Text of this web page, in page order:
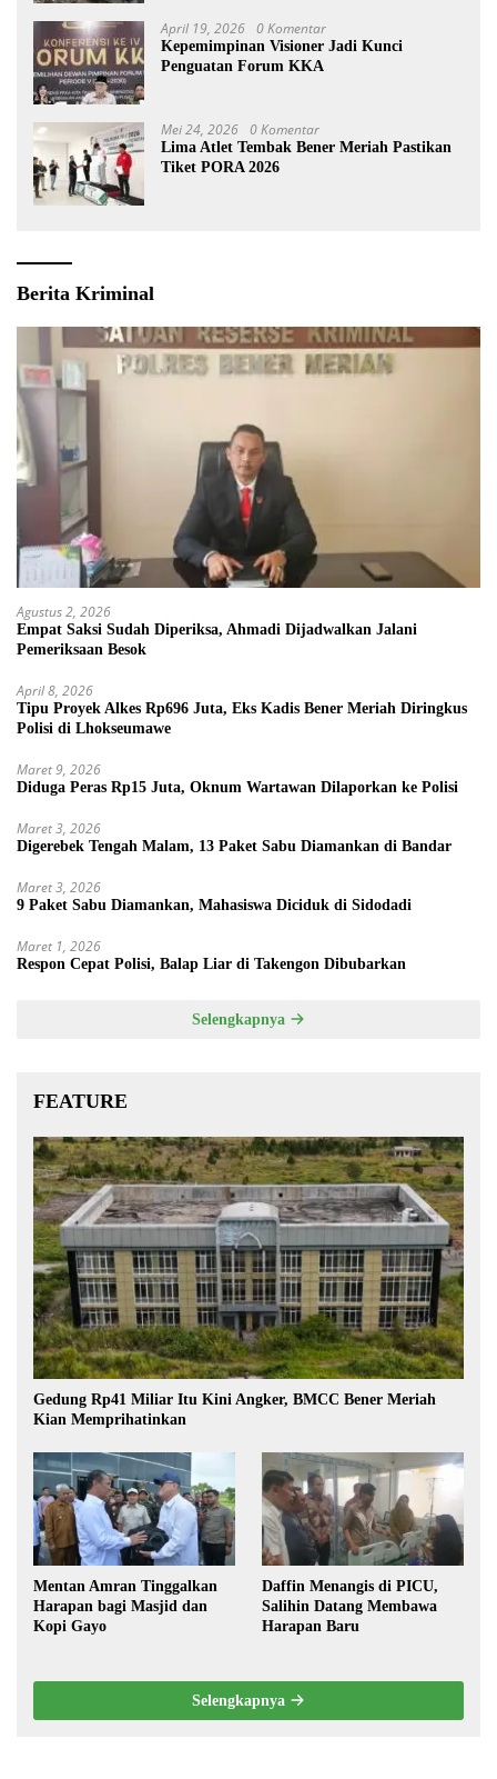
April 19, 2026 0 Komentar
Kepemimpinan Visioner Jadi Kunci
Penguatan Forum KKA
Mei 24, 2026 0 Komentar
Lima Atlet Tembak Bener Meriah Pastikan
Tiket PORA 2026
Berita Kriminal
Agustus 2, 2026
Empat Saksi Sudah Diperiksa, Ahmadi Dijadwalkan Jalani
Pemeriksaan Besok
April 8, 2026
Tipu Proyek Alkes Rp696 Juta, Eks Kadis Bener Meriah Diringkus
Polisi di Lhokseumawe
Maret 9, 2026
Diduga Peras Rp15 Juta, Oknum Wartawan Dilaporkan ke Polisi
Maret 3, 2026
Digerebek Tengah Malam, 13 Paket Sabu Diamankan di Bandar
Maret 3, 2026
9 Paket Sabu Diamankan, Mahasiswa Diciduk di Sidodadi
Maret 1, 2026
Respon Cepat Polisi, Balap Liar di Takengon Dibubarkan
Selengkapnya
FEATURE
Gedung Rp41 Miliar Itu Kini Angker, BMCC Bener Meriah
Kian Memprihatinkan
Mentan Amran Tinggalkan
Harapan bagi Masjid dan
Kopi Gayo
Daffin Menangis di PICU,
Salihin Datang Membawa
Harapan Baru
Selengkapnya